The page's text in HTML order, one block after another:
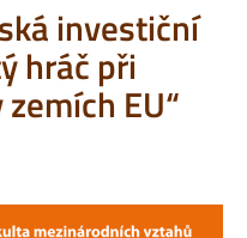
investiční
hráč při
EU“